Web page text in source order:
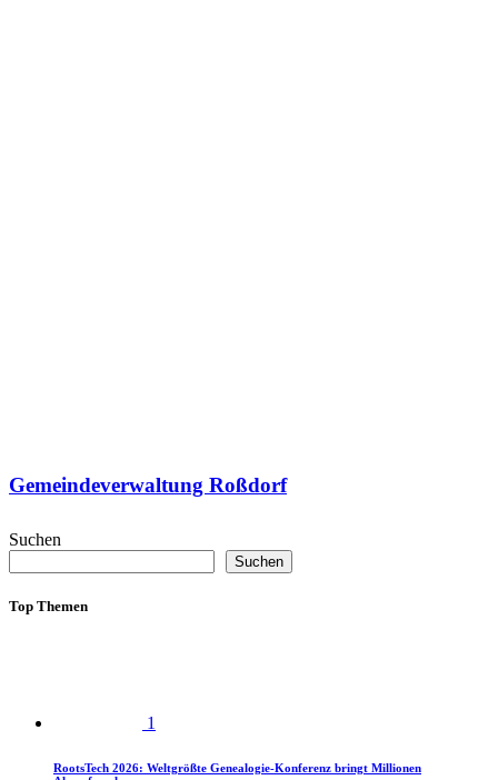
Gemeindeverwaltung Roßdorf
Suchen
Suchen
Top Themen
1
RootsTech 2026: Weltgrößte Genealogie-Konferenz bringt Millionen